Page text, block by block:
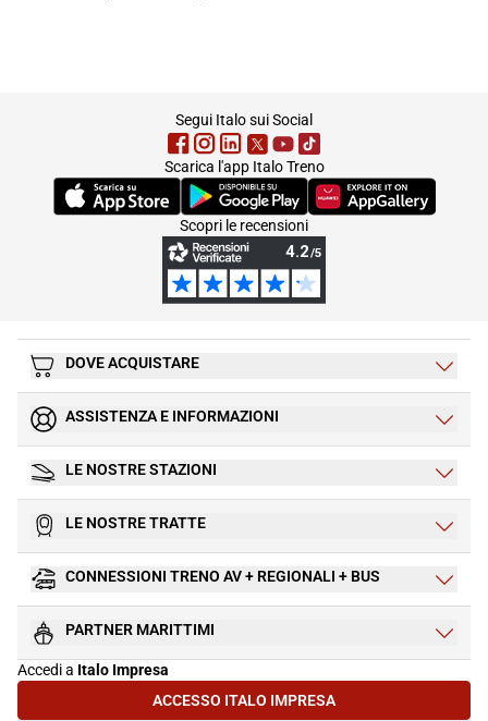
Segui Italo sui Social
Scarica l'app Italo Treno
(Si apre in una nuova scheda)(Si apre in una nuova scheda)
(Si apre in una nuova
Scopri le recensioni
DOVE ACQUISTARE
ASSISTENZA E INFORMAZIONI
LE NOSTRE STAZIONI
LE NOSTRE TRATTE
CONNESSIONI TRENO AV + REGIONALI + BUS
PARTNER MARITTIMI
Accedi a Italo Impresa
ACCESSO ITALO IMPRESA(SI APRE IN UNA NUOVA SCHEDA)